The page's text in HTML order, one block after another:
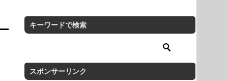
キーワードで検索
スポンサーリンク